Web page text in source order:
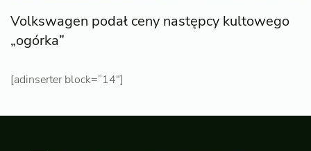
Volkswagen podał ceny następcy kultowego
„ogórka”
[adinserter block=”14″]